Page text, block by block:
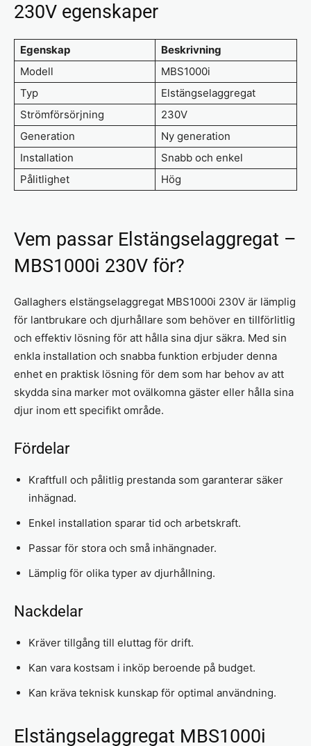
230V egenskaper
Egenskap
Beskrivning
Modell
MBS1000i
Typ
Elstängselaggregat
Strömförsörjning
230V
Generation
Ny generation
Installation
Snabb och enkel
Pålitlighet
Hög
Vem passar Elstängselaggregat –
MBS1000i 230V för?
Gallaghers elstängselaggregat MBS1000i 230V är lämplig
för lantbrukare och djurhållare som behöver en tillförlitlig
och effektiv lösning för att hålla sina djur säkra. Med sin
enkla installation och snabba funktion erbjuder denna
enhet en praktisk lösning för dem som har behov av att
skydda sina marker mot ovälkomna gäster eller hålla sina
djur inom ett specifikt område.
Fördelar
Kraftfull och pålitlig prestanda som garanterar säker
inhägnad.
Enkel installation sparar tid och arbetskraft.
Passar för stora och små inhängnader.
Lämplig för olika typer av djurhållning.
Nackdelar
Kräver tillgång till eluttag för drift.
Kan vara kostsam i inköp beroende på budget.
Kan kräva teknisk kunskap för optimal användning.
Elstängselaggregat MBS1000i